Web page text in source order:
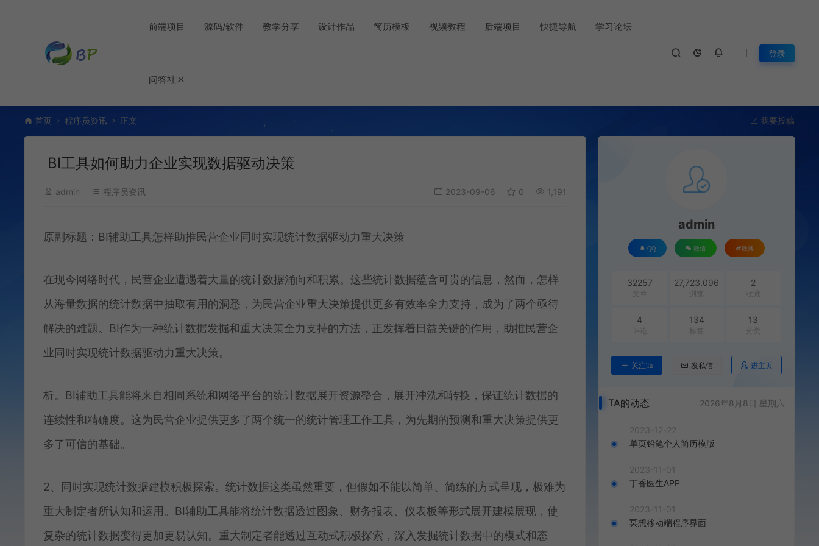
前端项目 源码/软件 教学分享 设计作品 简历模板 视频教程 后端项目 快捷导航 学习论坛
问答社区
登录
首页 程序员资讯 正文 我要投稿
BI工具如何助力企业实现数据驱动决策
admin 程序员资讯 2023-09-06 0 1,191
原副标题：BI辅助工具怎样助推民营企业同时实现统计数据驱动力重大决策
在现今网络时代，民营企业遭遇着大量的统计数据涌向和积累。这些统计数据蕴含可贵的信息，然而，怎样
从海量数据的统计数据中抽取有用的洞悉，为民营企业重大决策提供更多有效率全力支持，成为了两个亟待
解决的难题。BI作为一种统计数据发掘和重大决策全力支持的方法，正发挥着日益关键的作用，助推民营企
业同时实现统计数据驱动力重大决策。
析。BI辅助工具能将来自相同系统和网络平台的统计数据展开资源整合，展开冲洗和转换，保证统计数据的
连续性和精确度。这为民营企业提供更多了两个统一的统计管理工作工具，为先期的预测和重大决策提供更
多了可信的基础。
2、同时实现统计数据建模积极探索。统计数据这类虽然重要，但假如不能以简单、简练的方式呈现，极难为
重大制定者所认知和运用。BI辅助工具能将统计数据透过图象、财务报表、仪表板等形式展开建模展现，使
复杂的统计数据变得更加更易认知。重大制定者能透过互动式积极探索，深入发掘统计数据中的模式和态
admin
QQ 微信 微博
32257
文章
27,723,096
浏览
2
收藏
4
评论
134
标签
13
分类
关注Ta 发私信 进主页
TA的动态 2026年8月8日 星期六
2023-12-22
单页铅笔个人简历模版
2023-11-01
丁香医生APP
2023-11-01
冥想移动端程序界面